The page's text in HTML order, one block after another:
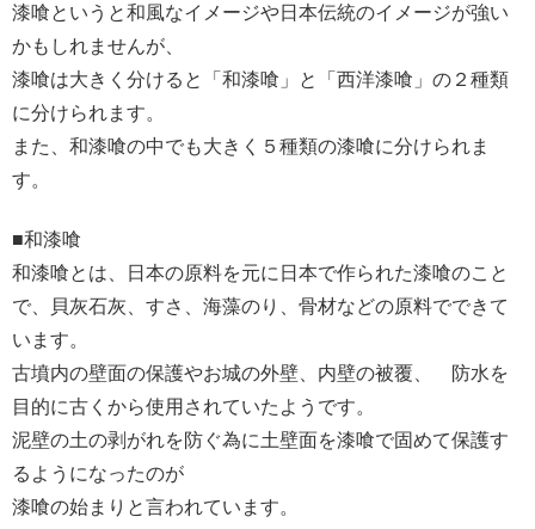
漆喰というと和風なイメージや日本伝統のイメージが強い
かもしれませんが、
漆喰は大きく分けると「和漆喰」と「西洋漆喰」の２種類
に分けられます。
また、和漆喰の中でも大きく５種類の漆喰に分けられま
す。
■和漆喰
和漆喰とは、日本の原料を元に日本で作られた漆喰のこと
で、貝灰石灰、すさ、海藻のり、骨材などの原料でできて
います。
古墳内の壁面の保護やお城の外壁、内壁の被覆、 防水を
目的に古くから使用されていたようです。
泥壁の土の剥がれを防ぐ為に土壁面を漆喰で固めて保護す
るようになったのが
漆喰の始まりと言われています。